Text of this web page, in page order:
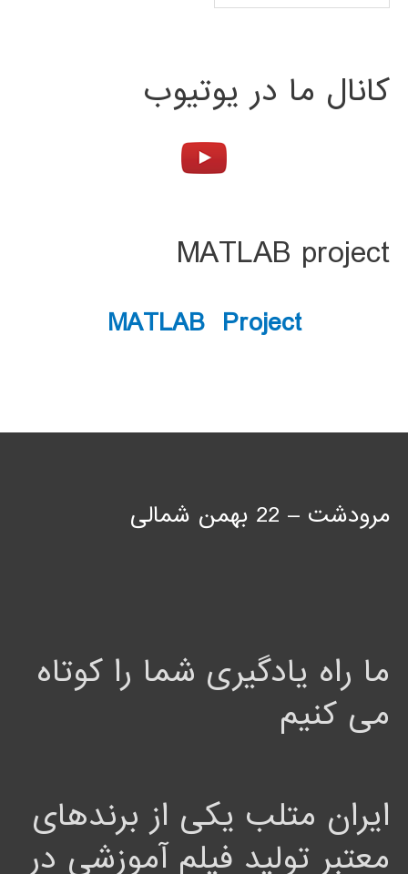
کانال ما در یوتیوب
MATLAB project
MATLAB Project
مرودشت – 22 بهمن شمالی
ما راه یادگیری شما را کوتاه
می کنیم
ایران متلب یکی از برندهای
معتبر تولید فیلم آموزشی در